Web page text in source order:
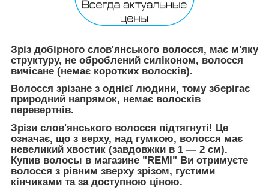
Зріз добірного слов'янського волосся, має м'яку
структуру, не оброблений силіконом, волосся
вичісане (немає коротких волосків).
Волосся зрізане з однієї людини, тому зберігає
природний напрямок, немає волосків
перевертнів.
Зрізи слов'янського волосся підтягнуті! Це
означає, що з верху, над гумкою, волосся має
невеликий хвостик (завдовжки в 1 — 2 см).
Купив волосы в магазине "REMI" Ви отримуєте
волосся з рівним зверху зрізом, густими
кінчиками та за доступною ціною.